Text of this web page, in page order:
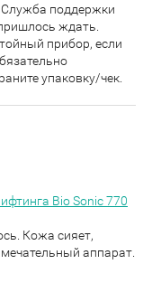
Служба поддержки
ждать.
прибор, если
упаковку/чек.
Bio Sonic 770
Кожа сияет,
аппарат.